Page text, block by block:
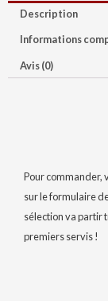
Description
Informations
Avis (0)
Pour commander,
sur le formulaire
sélection va partir
premiers servis !